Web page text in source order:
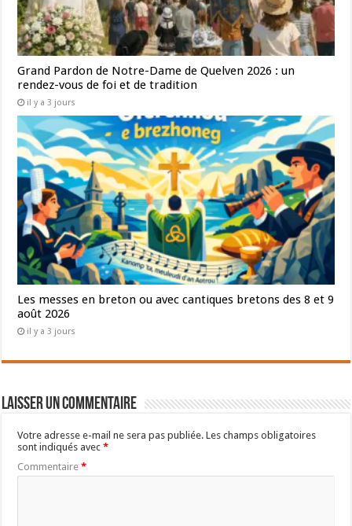
Grand Pardon de Notre-Dame de Quelven 2026 : un
rendez-vous de foi et de tradition
il y a 3 jours
Les messes en breton ou avec cantiques bretons des 8 et 9
août 2026
il y a 3 jours
Laisser un commentaire
Votre adresse e-mail ne sera pas publiée. Les champs obligatoires
sont indiqués avec*
Commentaire*